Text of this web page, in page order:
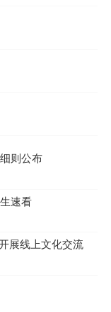
则公布
速看
展线上文化交流